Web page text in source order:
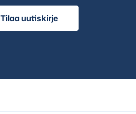
Tilaa uutiskirje